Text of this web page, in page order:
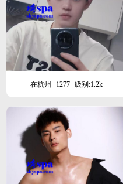
在杭州 1277 级别:1.2k